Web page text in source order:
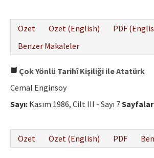
Özet
Özet (English)
PDF
Benzer Makaleler
Çok Yönlü Tarihî Kişiliği ile Atatürk
Cemal Enginsoy
Sayı: Kasım 1986, Cilt III - Sayı 7
Özet
Özet (English) PDF